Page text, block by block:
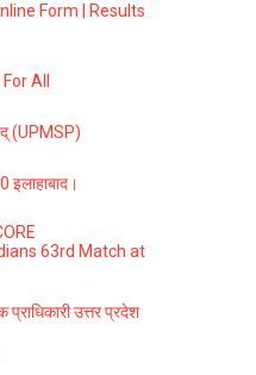
Form | Results
All
(UPMSP)
इलाहाबाद।
63rd Match at
उत्तर प्रदेश